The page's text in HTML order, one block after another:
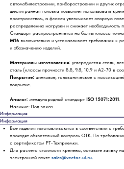
автомобилестроении, приборостроении и других
шестигранная головка позволяет использовать
пространством, а фланец увеличивает опорную
распределению нагрузки и снижает необходимость
Стандарт распространяется на болты класса
М16 включительно и устанавливает требования к
и обозначению изделий.
Материалы изготовления: углеродистая сталь,
сталь (классы прочности 8.8, 9.8, 10.9 и А2-70 в
Покрытие: цинковое, гальваническое с
покрытие.
Аналог: международный стандарт ISO 15071:2011
Наличие: Под заказ
Информация
Информация
Все изделия изготавливаются в соответствии с
проходят обязательный контроль ОТК. По
с сертификатом РТ-Техприемки.
Для расчета стоимости крепежа, оставьте заявку
электронной почте sales@vector-ul.ru.